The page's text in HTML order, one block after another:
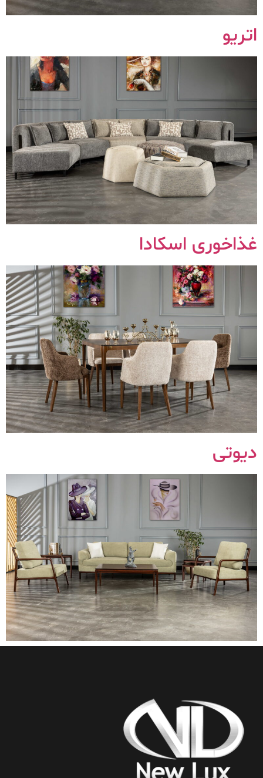
اتریو
غذاخوری اسکادا
دیوتی